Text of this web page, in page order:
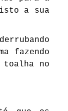
a sua
fazendo
no